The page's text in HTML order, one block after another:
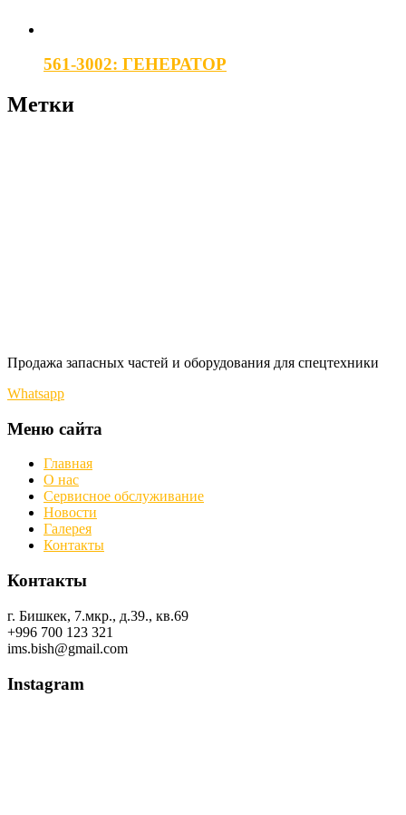
561-3002: ГЕНЕРАТОР
Метки
Продажа запасных частей и оборудования для спецтехники
Whatsapp
Меню сайта
Главная
О нас
Сервисное обслуживание
Новости
Галерея
Контакты
Контакты
г. Бишкек, 7.мкр., д.39., кв.69
+996 700 123 321
ims.bish@gmail.com
Instagram